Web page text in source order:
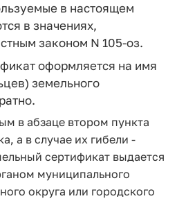
в настоящем
в значениях,
законом N 105-оз.
оформляется на имя
земельного
в абзаце втором пункта
а в случае их гибели -
сертификат выдается
муниципального
округа или городского